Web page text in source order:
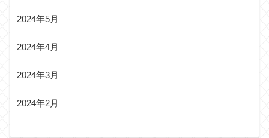
2024年5月
2024年4月
2024年3月
2024年2月